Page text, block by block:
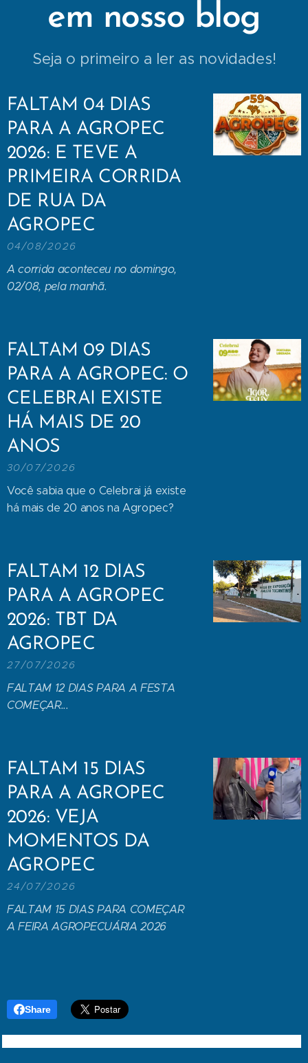
em nosso blog
Seja o primeiro a ler as novidades!
FALTAM 04 DIAS
PARA A AGROPEC
2026: E TEVE A
PRIMEIRA CORRIDA
DE RUA DA
AGROPEC
04/08/2026
A corrida aconteceu no domingo,
02/08, pela manhã.
FALTAM 09 DIAS
PARA A AGROPEC: O
CELEBRAI EXISTE
HÁ MAIS DE 20
ANOS
30/07/2026
Você sabia que o Celebrai já existe
há mais de 20 anos na Agropec?
FALTAM 12 DIAS
PARA A AGROPEC
2026: TBT DA
AGROPEC
27/07/2026
FALTAM 12 DIAS PARA A FESTA
COMEÇAR...
FALTAM 15 DIAS
PARA A AGROPEC
2026: VEJA
MOMENTOS DA
AGROPEC
24/07/2026
FALTAM 15 DIAS PARA COMEÇAR
A FEIRA AGROPECUÁRIA 2026
Share